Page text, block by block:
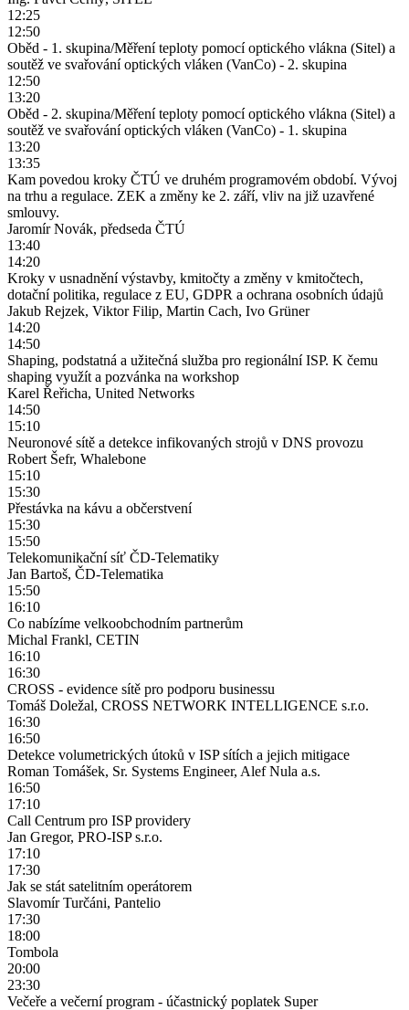
12:25
12:50
Oběd - 1. skupina/Měření teploty pomocí optického vlákna (Sitel) a
soutěž ve svařování optických vláken (VanCo) - 2. skupina
12:50
13:20
Oběd - 2. skupina/Měření teploty pomocí optického vlákna (Sitel) a
soutěž ve svařování optických vláken (VanCo) - 1. skupina
13:20
13:35
Kam povedou kroky ČTÚ ve druhém programovém období. Vývoj
na trhu a regulace. ZEK a změny ke 2. září, vliv na již uzavřené
smlouvy.
Jaromír Novák, předseda ČTÚ
13:40
14:20
Kroky v usnadnění výstavby, kmitočty a změny v kmitočtech,
dotační politika, regulace z EU, GDPR a ochrana osobních údajů
Jakub Rejzek, Viktor Filip, Martin Cach, Ivo Grüner
14:20
14:50
Shaping, podstatná a užitečná služba pro regionální ISP. K čemu
shaping využít a pozvánka na workshop
Karel Řeřicha, United Networks
14:50
15:10
Neuronové sítě a detekce infikovaných strojů v DNS provozu
Robert Šefr, Whalebone
15:10
15:30
Přestávka na kávu a občerstvení
15:30
15:50
Telekomunikační síť ČD-Telematiky
Jan Bartoš, ČD-Telematika
15:50
16:10
Co nabízíme velkoobchodním partnerům
Michal Frankl, CETIN
16:10
16:30
CROSS - evidence sítě pro podporu businessu
Tomáš Doležal, CROSS NETWORK INTELLIGENCE s.r.o.
16:30
16:50
Detekce volumetrických útoků v ISP sítích a jejich mitigace
Roman Tomášek, Sr. Systems Engineer, Alef Nula a.s.
16:50
17:10
Call Centrum pro ISP providery
Jan Gregor, PRO-ISP s.r.o.
17:10
17:30
Jak se stát satelitním operátorem
Slavomír Turčáni, Pantelio
17:30
18:00
Tombola
20:00
23:30
Večeře a večerní program - účastnický poplatek Super